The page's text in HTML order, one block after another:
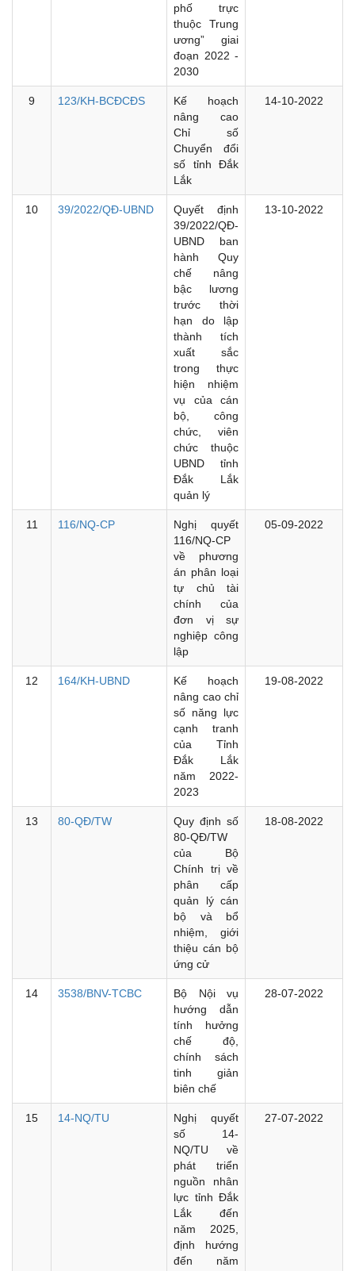
phố trực
thuộc Trung
ương” giai
đoạn 2022 -
2030
9 123/KH-BCĐCĐS
Kế hoạch
nâng cao
Chỉ số
Chuyển đổi
số tỉnh Đắk
Lắk
14-10-2022
10 39/2022/QĐ-UBND
Quyết định
39/2022/QĐ-
UBND ban
hành Quy
chế nâng
bậc lương
trước thời
hạn do lập
thành tích
xuất sắc
trong thực
hiện nhiệm
vụ của cán
bộ, công
chức, viên
chức thuộc
UBND tỉnh
Đắk Lắk
quản lý
13-10-2022
11 116/NQ-CP
Nghị quyết
116/NQ-CP
về phương
án phân loại
tự chủ tài
chính của
đơn vị sự
nghiệp công
lập
05-09-2022
12 164/KH-UBND
Kế hoạch
nâng cao chỉ
số năng lực
cạnh tranh
của Tỉnh
Đắk Lắk
năm 2022-
2023
19-08-2022
13 80-QĐ/TW
Quy định số
80-QĐ/TW
của Bộ
Chính trị về
phân cấp
quản lý cán
bộ và bổ
nhiệm, giới
thiệu cán bộ
ứng cử
18-08-2022
14 3538/BNV-TCBC
Bộ Nội vụ
hướng dẫn
tính hưởng
chế độ,
chính sách
tinh giản
biên chế
28-07-2022
15 14-NQ/TU
Nghị quyết
số 14-
NQ/TU về
phát triển
nguồn nhân
lực tỉnh Đắk
Lắk đến
năm 2025,
định hướng
đến năm
27-07-2022